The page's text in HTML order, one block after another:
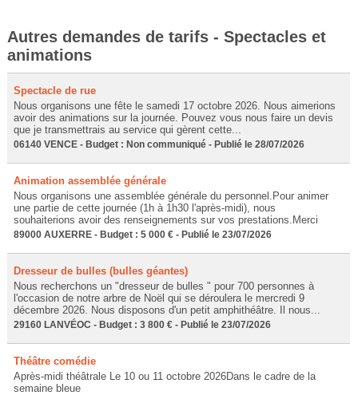
Autres demandes de tarifs - Spectacles et
animations
Spectacle de rue
Nous organisons une fête le samedi 17 octobre 2026. Nous aimerions
avoir des animations sur la journée. Pouvez vous nous faire un devis
que je transmettrais au service qui gèrent cette...
06140 VENCE - Budget : Non communiqué - Publié le 28/07/2026
Animation assemblée générale
Nous organisons une assemblée générale du personnel.Pour animer
une partie de cette journée (1h à 1h30 l'après-midi), nous
souhaiterions avoir des renseignements sur vos prestations.Merci
89000 AUXERRE - Budget : 5 000 € - Publié le 23/07/2026
Dresseur de bulles (bulles géantes)
Nous recherchons un "dresseur de bulles " pour 700 personnes à
l'occasion de notre arbre de Noël qui se déroulera le mercredi 9
décembre 2026. Nous disposons d'un petit amphithéâtre. Il nous...
29160 LANVÉOC - Budget : 3 800 € - Publié le 23/07/2026
Théâtre comédie
Après-midi théâtrale Le 10 ou 11 octobre 2026Dans le cadre de la
semaine bleue